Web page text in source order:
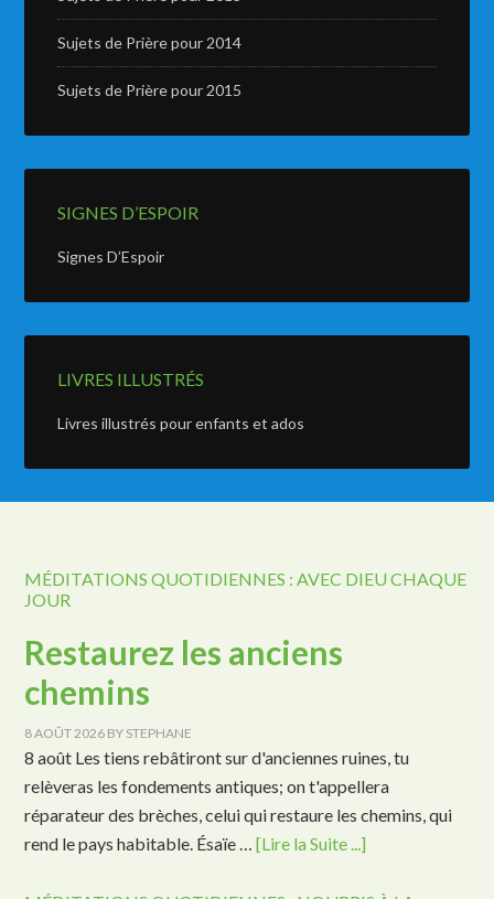
Sujets de Prière pour 2014
Sujets de Prière pour 2015
SIGNES D’ESPOIR
Signes D’Espoir
LIVRES ILLUSTRÉS
Livres illustrés pour enfants et ados
MÉDITATIONS QUOTIDIENNES : AVEC DIEU CHAQUE
JOUR
Restaurez les anciens
chemins
8 AOÛT 2026 BY STEPHANE
8 août Les tiens rebâtiront sur d'anciennes ruines, tu
relèveras les fondements antiques; on t'appellera
réparateur des brèches, celui qui restaure les chemins, qui
rend le pays habitable. Ésaïe …[Lire la Suite ...]